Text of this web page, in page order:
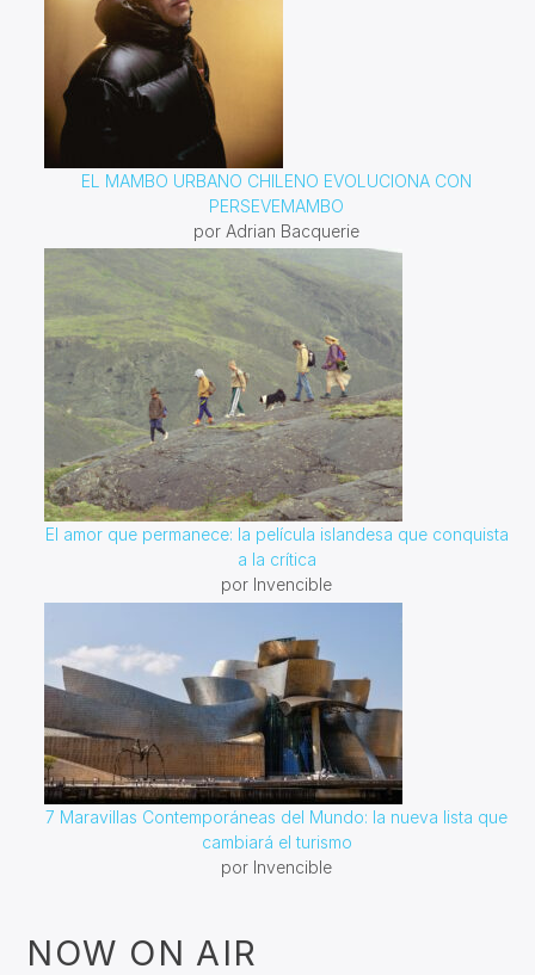
EL MAMBO URBANO CHILENO EVOLUCIONA CON
PERSEVEMAMBO
por Adrian Bacquerie
El amor que permanece: la película islandesa que conquista
a la crítica
por Invencible
7 Maravillas Contemporáneas del Mundo: la nueva lista que
cambiará el turismo
por Invencible
NOW ON AIR